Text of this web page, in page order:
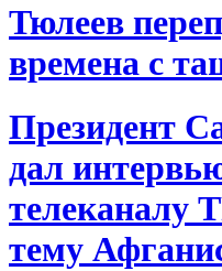
Тюлеев
времена с
Президент
дал
телеканалу
тему